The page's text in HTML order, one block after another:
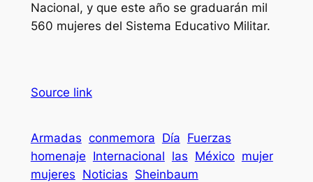
Nacional, y que este año se graduarán mil
560 mujeres del Sistema Educativo Militar.
Source link
Armadas conmemora Día Fuerzas
homenaje Internacional las México mujer
mujeres Noticias Sheinbaum